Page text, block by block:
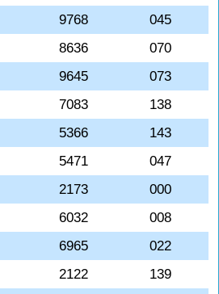
9768
045
8636
070
9645
073
7083
138
5366
143
5471
047
2173
000
6032
008
6965
022
2122
139